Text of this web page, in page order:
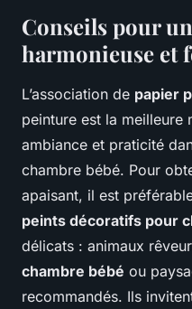
Conseils pour
harmonieuse et
L’association de papier
peinture est la meilleure
ambiance et praticité
chambre bébé. Pour
apaisant, il est
peints décoratifs pour
délicats : animaux
chambre bébé ou
recommandés. Ils